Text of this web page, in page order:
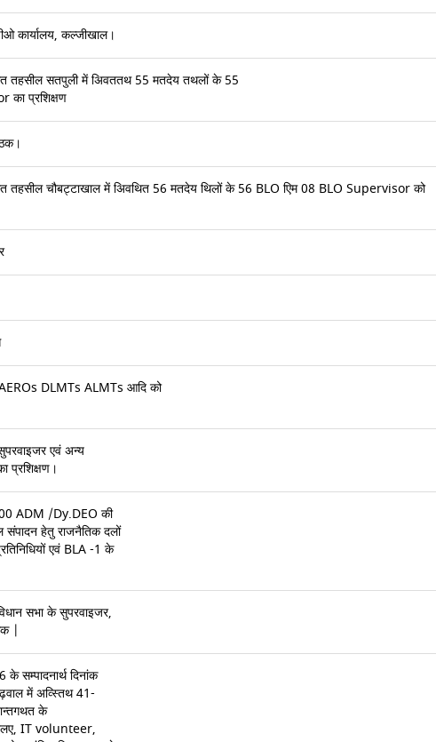
कार्यालय, कल्जीखाल।
तहसील सतपुली में अिवततथ 55 मतदेय तथलों के 55
का प्रशिक्षण
तहसील चौबट्टाखाल में अिवथित 56 मतदेय थिलों के 56 BLO एिम 08 BLO Supervisor को
DLMTs ALMTs आदि को
एवं अन्य
प्रशिक्षण।
ADM /Dy.DEO की
हेतु राजनैतिक दलों
एवं BLA -1 के
सभा के सुपरवाइजर,
|
सम्पादनार्थ दिनांक
में अव्स्तिथ 41-
के
IT volunteer,